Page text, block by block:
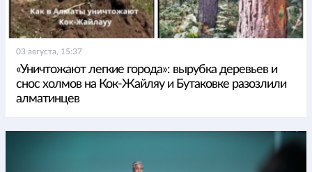
03 августа, 15:37
«Уничтожают легкие города»: вырубка деревьев и
снос холмов на Кок-Жайляу и Бутаковке разозлили
алматинцев